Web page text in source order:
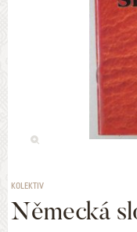
KOLEKTIV
Německá